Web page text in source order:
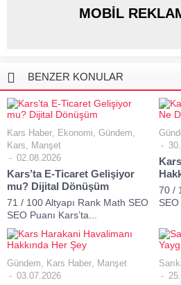
MOBİL
BENZER KONULAR
Kars Haber, Ekonomi, Gündem,
Kars, Manşet
02.08.2026
Kars’ta E-Ticaret Gelişiyor
mu? Dijital Dönüşüm
71 / 100 Altyapı Rank Math SEO
SEO Puanı Kars’ta...
70 /
SEO
Gündem, Kars Haber, Manşet
03.07.2026